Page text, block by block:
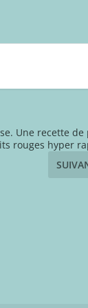
Une recette de
rouges hyper